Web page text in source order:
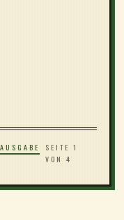
SEITE 1
VON 4